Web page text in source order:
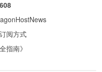
阅方式
指南》